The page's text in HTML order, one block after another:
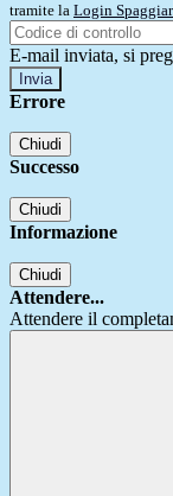
tramite la Login
E-mail inviata, si
Errore
Chiudi
Successo
Chiudi
Informazione
Chiudi
Attendere...
Attendere il